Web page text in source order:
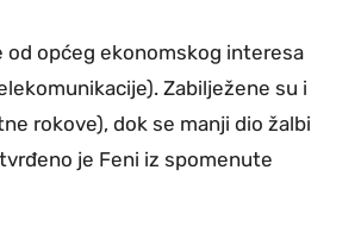
od općeg ekonomskog interesa
Zabilježene su i
rokove), dok se manji dio žalbi
je Feni iz spomenute